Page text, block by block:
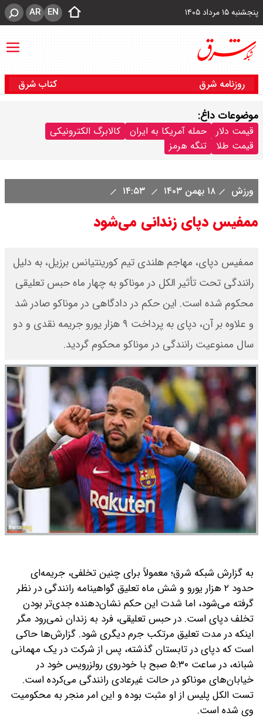
پنجشنبه ۱۵ مرداد ۱۴۰۵ EN
AR
روزنامه شرق کتاب شرق
موضوعات داغ:
قیمت دلار حمله آمریکا به ایران
کالابرگ الکترونیکی
قیمت طلا
تنگه هرمز
ورزش ۱۸ بهمن ۱۴۰۳
ممفیس دپای زندانی می‌شود
ممفیس دپای، مهاجم هلندی تیم کورینتیانس برزیل، به دلیل
رانندگی تحت تأثیر الکل در موناکو به چهار ماه حبس تعلیقی
محکوم شده است. این حکم در دادگاهی در موناکو صادر شد
و علاوه بر آن، دپای به پرداخت ۹ هزار یورو جریمه نقدی و دو
سال ممنوعیت رانندگی در موناکو محکوم گردید.
به گزارش شبکه شرق؛ معمولاً برای چنین تخلفی، جریمه‌ای
حدود ۲ هزار یورو و شش ماه تعلیق گواهینامه رانندگی در نظر
گرفته می‌شود، اما شدت این حکم نشان‌دهنده جدی‌تر بودن
تخلف دپای است. در حبس تعلیقی، فرد به زندان نمی‌رود مگر
اینکه در مدت تعلیق مرتکب جرم دیگری شود. گزارش‌ها حاکی
است که دپای در تابستان گذشته، پس از شرکت در یک مهمانی
شبانه، در ساعت ۵:۳۰ صبح با خودروی رولزرویس خود در
خیابان‌های موناکو در حالت غیرعادی رانندگی می‌کرده است.
تست الکل پلیس از او مثبت بوده و این امر منجر به محکومیت
وی شده است.